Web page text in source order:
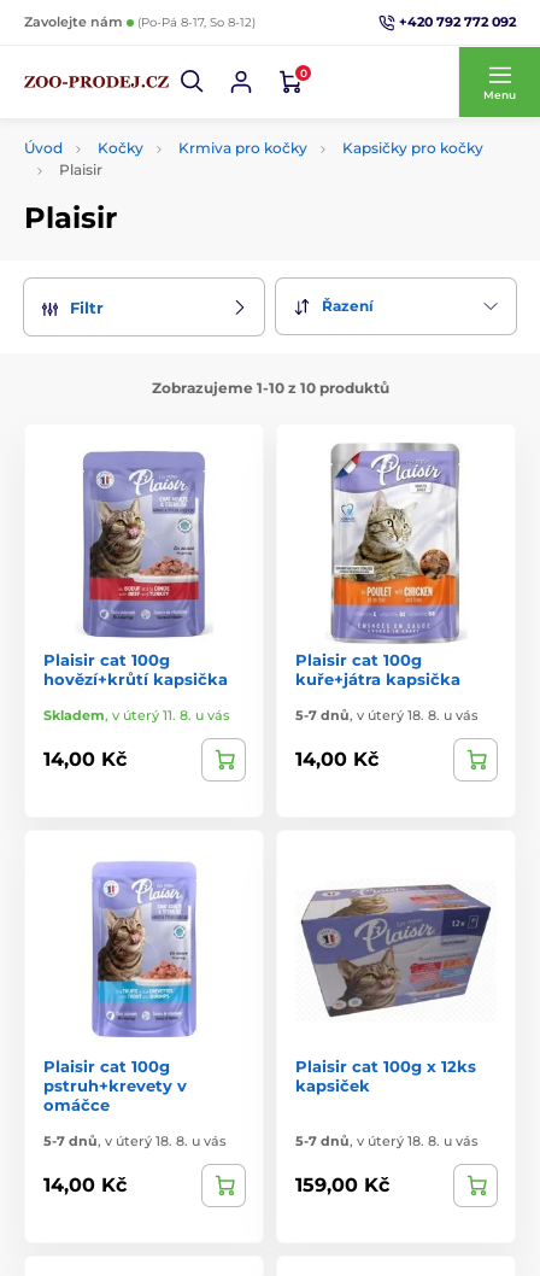
Zavolejte nám (Po-Pá 8-17, So 8-12) +420 792 772 092
0
Menu
Úvod Kočky Krmiva pro kočky
Kapsičky pro kočky
Plaisir
Plaisir
Filtr Řazení
Zobrazujeme 1-10 z 10 produktů
Plaisir cat 100g
hovězí+krůtí kapsička
Skladem, v úterý 11. 8. u vás
14,00 Kč
Plaisir cat 100g
kuře+játra kapsička
5-7 dnů, v úterý 18. 8. u vás
14,00 Kč
Plaisir cat 100g
pstruh+krevety v
omáčce
5-7 dnů, v úterý 18. 8. u vás
14,00 Kč
Plaisir cat 100g x 12ks
kapsiček
5-7 dnů, v úterý 18. 8. u vás
159,00 Kč